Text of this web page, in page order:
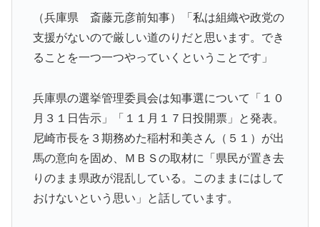
（兵庫県 斎藤元彦前知事）「私は組織や政党の
支援がないので厳しい道のりだと思います。でき
ることを一つ一つやっていくということです」
兵庫県の選挙管理委員会は知事選について「１０
月３１日告示」「１１月１７日投開票」と発表。
尼崎市長を３期務めた稲村和美さん（５１）が出
馬の意向を固め、ＭＢＳの取材に「県民が置き去
りのまま県政が混乱している。このままにはして
おけないという思い」と話しています。